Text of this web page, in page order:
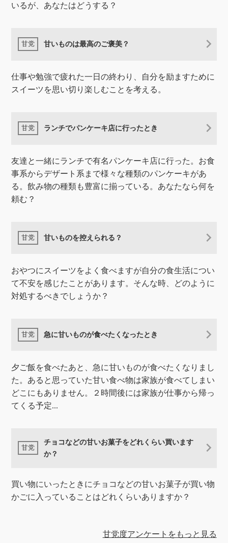
いるが、あなたはどうする？
甘いものは最高のご褒美？
仕事や勉強で疲れた一日の終わり、自分を励ますために
スイーツを思い切り楽しむことを考える。
ランチでパンケーキ店に行ったとき
友達と一緒にランチで有名パンケーキ店に行った。お食
事系からデザート系まで様々な種類のパンケーキがあ
る。飲み物の種類も豊富に揃っている。あなたなら何を
頼む？
甘いものを控えられる？
おやつにスイーツをよく食べますが自分の食生活につい
て不安を感じたことがあります。そんな時、どのように
対処するべきでしょうか？
急に甘いものが食べたくなったとき
夕ご飯を食べたあと、急に甘いものが食べたくなりまし
た。あると思っていた甘い食べ物は家族が食べてしまい
どこにもありません。２時間後には家族が仕事から帰っ
てくる予定...
チョコなどの甘いお菓子をどれくらい買います
か？
買い物にいったときにチョコなどの甘いお菓子が買い物
かごに入っていることはどれくらいありますか？
甘党度アンケートをもっと見る